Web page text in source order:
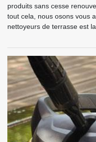
produits sans cesse
tout cela, nous osons vous
nettoyeurs de terrasse est